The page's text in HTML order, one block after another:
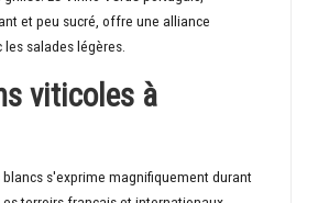
et peu sucré, offre une alliance
salades légères.
viticoles à
blancs s'exprime magnifiquement durant